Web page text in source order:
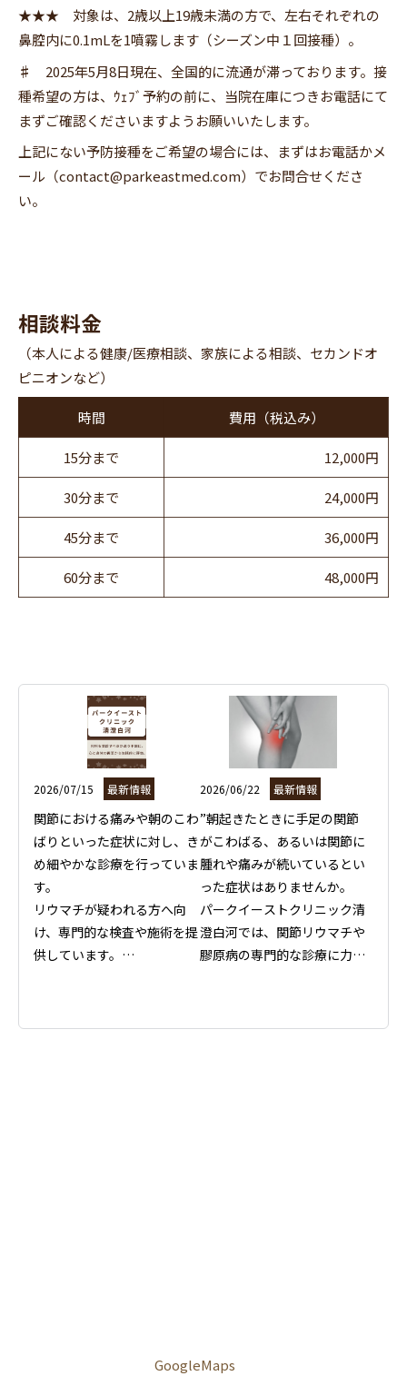
★★★ 対象は、2歳以上19歳未満の方で、左右それぞれの
鼻腔内に0.1mLを1噴霧します（シーズン中１回接種）。
♯
2025年5月8日現在、全国的に流通が滞っております。接
種希望の方は、ｳｪﾌﾞ予約の前に、当院在庫につきお電話にて
まずご確認くださいますようお願いいたします。
上記にない予防接種をご希望の場合には、まずはお電話かメ
ール（contact@parkeastmed.com）でお問合せくださ
い。
相談料金
（本人による健康/医療相談、家族による相談、セカンドオ
ピニオンなど）
時間 費用（税込み）
15分まで 12,000円
30分まで 24,000円
45分まで 36,000円
60分まで 48,000円
2026/07/15 最新情報
関節における痛みや朝のこわ
ばりといった症状に対し、き
め細やかな診療を行っていま
す。
リウマチが疑われる方へ向
け、専門的な検査や施術を提
供しています。
2026/06/22 最新情報
”朝起きたときに手足の関節
がこわばる、あるいは関節に
腫れや痛みが続いているとい
った症状はありませんか。
パークイーストクリニック清
澄白河では、関節リウマチや
膠原病の専門的な診療に力を
お身体に違和感を覚えた際
GoogleMaps